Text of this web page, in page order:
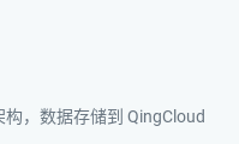
，数据存储到 QingCloud